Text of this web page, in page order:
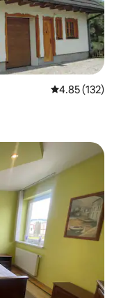
Calificación
4.85 (132)